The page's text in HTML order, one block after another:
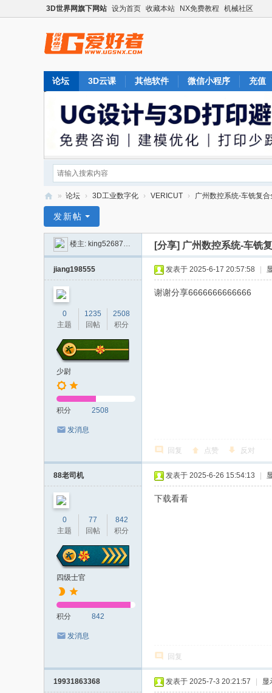
3D世界网旗下网站 设为首页 收藏本站 NX免费教程 机械社区
论坛 3D云课 其他软件 微信小程序 充值
G
» 论坛 › 3D工业数字化 › VERICUT › 广州数控系统-车铣复
发新帖
楼主: king52687908 [分享] 广州数控系统-车铣
jiang198555
0
主题
1235
回帖
2508
积分
少尉
积分 2508
发消息
发表于 2025-6-17 20:57:58
谢谢分享6666666666666
回复 点赞 反对
88老司机
0
主题
77
回帖
842
积分
四级士官
积分 842
发消息
发表于 2025-6-26 15:54:13
下载看看
回复
19931863368 发表于 2025-7-3 20:21:57 显